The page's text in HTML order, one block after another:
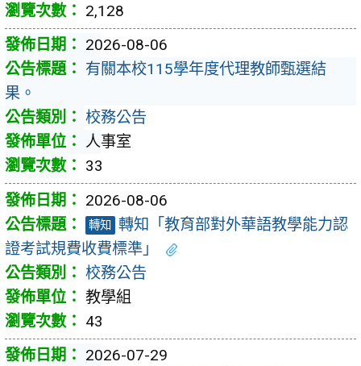
2,128
2026-08-06
有關本校115學年度代理教師甄選結
果。
校務公告
人事室
33
2026-08-06
轉知
轉知「教育部對外華語教學能力認
證考試規費收費標準」
校務公告
教學組
43
2026-07-29